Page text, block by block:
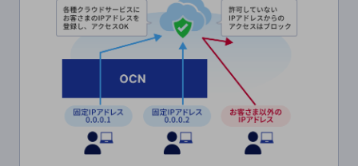
お悩みから見つける
お悩みから見つけるTOP
バックオフィス
リモート・ハイブリッドワーク